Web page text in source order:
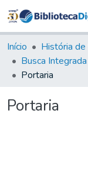
Início História de
Busca Integrada
Portaria
Portaria